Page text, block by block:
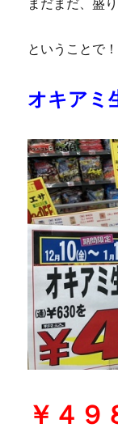
まだまだ、盛
ということで！
オキアミ
￥４９